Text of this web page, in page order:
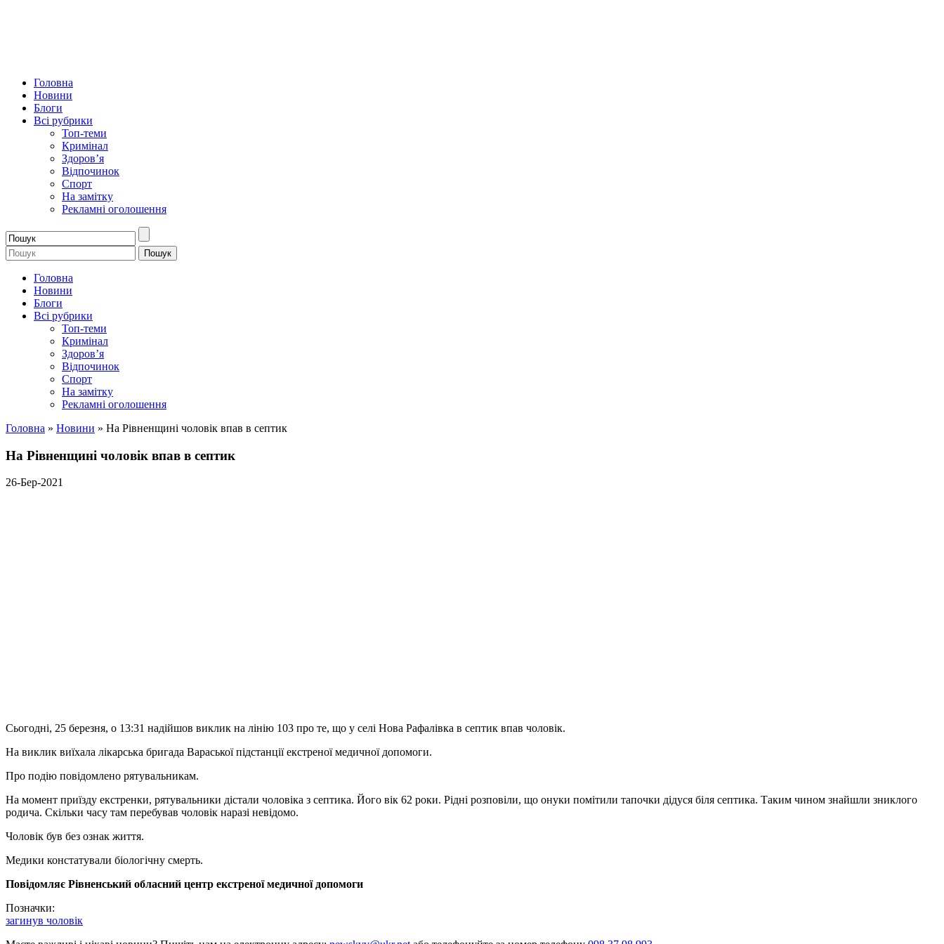
Головна
Новини
Блоги
Всі рубрики
Топ-теми
Кримінал
Здоров’я
Відпочинок
Спорт
На замітку
Рекламні оголошення
Головна
Новини
Блоги
Всі рубрики
Топ-теми
Кримінал
Здоров’я
Відпочинок
Спорт
На замітку
Рекламні оголошення
Головна » Новини » На Рівненщині чоловік впав в септик
На Рівненщині чоловік впав в септик
26-Бер-2021
Сьогодні, 25 березня, о 13:31 надійшов виклик на лінію 103 про те, що у селі Нова Рафалівка в септик впав чоловік.
На виклик виїхала лікарська бригада Вараської підстанції екстреної медичної допомоги.
Про подію повідомлено рятувальникам.
На момент приїзду екстренки, рятувальники дістали чоловіка з септика. Його вік 62 роки. Рідні розповіли, що онуки помітили тапочки дідуся біля септика. Таким чином знайшли зниклого
родича. Скільки часу там перебував чоловік наразі невідомо.
Чоловік був без ознак життя.
Медики констатували біологічну смерть.
Повідомляє Рівненський обласний центр екстреної медичної допомоги
Позначки:
загинув чоловік